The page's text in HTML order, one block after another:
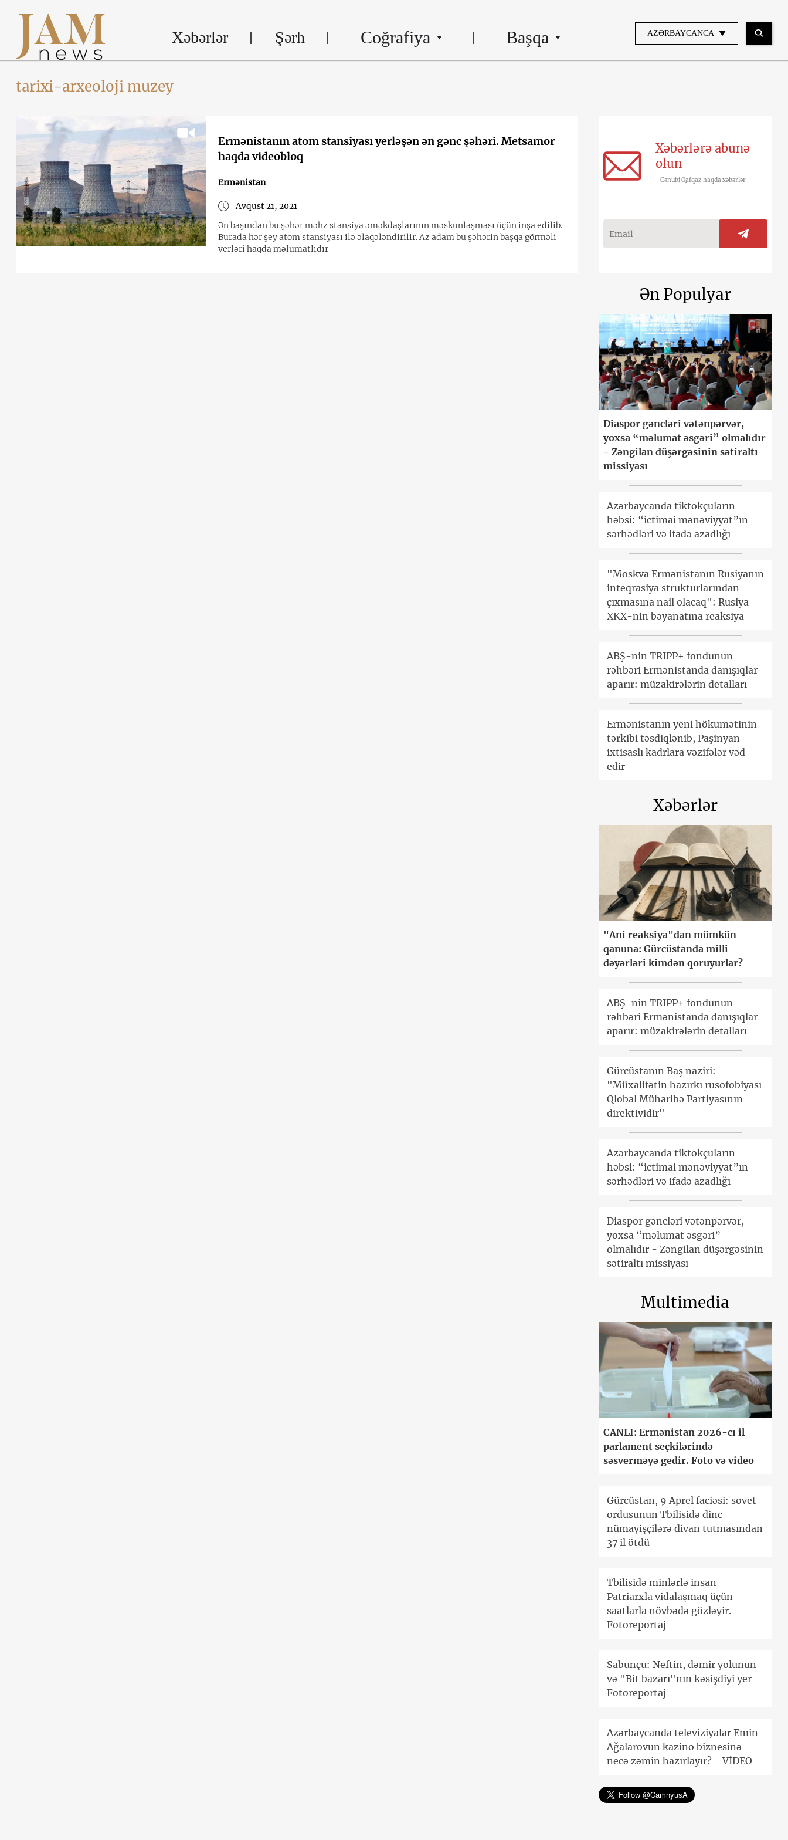
Xəbərlər Şərh Coğrafiya Başqa AZƏRBAYCANCA
tarixi-arxeoloji muzey
Ermənistanın atom stansiyası yerləşən ən gənc şəhəri. Metsamor
haqda videobloq
Ermənistan
Avqust 21, 2021
Ən başından bu şəhər məhz stansiya əməkdaşlarının məskunlaşması üçün inşa edilib.
Burada hər şey atom stansiyası ilə əlaqələndirilir. Az adam bu şəhərin başqa görməli
yerləri haqda məlumatlıdır
Xəbərlərə abunə
olun
Cənubi Qafqaz haqda xəbərlər
Ən Populyar
Diaspor gəncləri vətənpərvər,
yoxsa “məlumat əsgəri” olmalıdır
- Zəngilan düşərgəsinin sətiraltı
missiyası
Azərbaycanda tiktokçuların
həbsi: “ictimai mənəviyyat”ın
sərhədləri və ifadə azadlığı
"Moskva Ermənistanın Rusiyanın
inteqrasiya strukturlarından
çıxmasına nail olacaq": Rusiya
XKX-nin bəyanatına reaksiya
ABŞ-nin TRIPP+ fondunun
rəhbəri Ermənistanda danışıqlar
aparır: müzakirələrin detalları
Ermənistanın yeni hökumətinin
tərkibi təsdiqlənib, Paşinyan
ixtisaslı kadrlara vəzifələr vəd
edir
Xəbərlər
"Ani reaksiya"dan mümkün
qanuna: Gürcüstanda milli
dəyərləri kimdən qoruyurlar?
ABŞ-nin TRIPP+ fondunun
rəhbəri Ermənistanda danışıqlar
aparır: müzakirələrin detalları
Gürcüstanın Baş naziri:
"Müxalifətin hazırkı rusofobiyası
Qlobal Müharibə Partiyasının
direktividir"
Azərbaycanda tiktokçuların
həbsi: “ictimai mənəviyyat”ın
sərhədləri və ifadə azadlığı
Diaspor gəncləri vətənpərvər,
yoxsa “məlumat əsgəri”
olmalıdır - Zəngilan düşərgəsinin
sətiraltı missiyası
Multimedia
CANLI: Ermənistan 2026-cı il
parlament seçkilərində
səsverməyə gedir. Foto və video
Gürcüstan, 9 Aprel faciəsi: sovet
ordusunun Tbilisidə dinc
nümayişçilərə divan tutmasından
37 il ötdü
Tbilisidə minlərlə insan
Patriarxla vidalaşmaq üçün
saatlarla növbədə gözləyir.
Fotoreportaj
Sabunçu: Neftin, dəmir yolunun
və "Bit bazarı"nın kəsişdiyi yer -
Fotoreportaj
Azərbaycanda televiziyalar Emin
Ağalarovun kazino biznesinə
necə zəmin hazırlayır? - VİDEO